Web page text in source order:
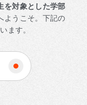
を対象とした学部
ようこそ。下記の
ます。